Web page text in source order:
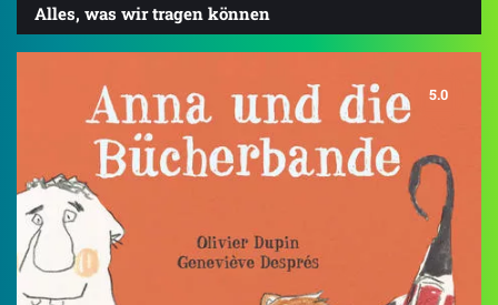
Alles, was wir tragen können
5.0